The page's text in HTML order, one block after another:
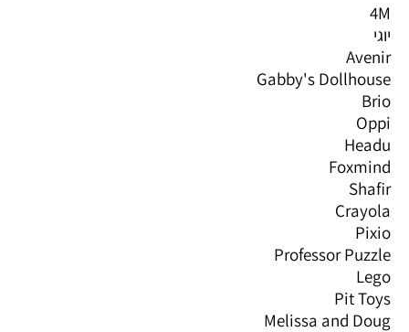
4M
יוגי
Avenir
Gabby's Dollhouse
Brio
Oppi
Headu
Foxmind
Shafir
Crayola
Pixio
Professor Puzzle
Lego
Pit Toys
Melissa and Doug